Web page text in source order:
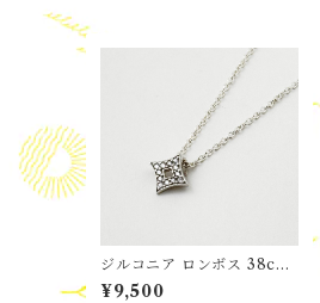
ジルコニア ロンボス 38cm
ネックレスセット
¥9,500